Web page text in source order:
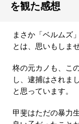
を観た感想
まさか「ベルムズ
とは、思いもしま
柊の元カノも、こ
し、逮捕はされま
と思っています。
甲斐はただの暴力